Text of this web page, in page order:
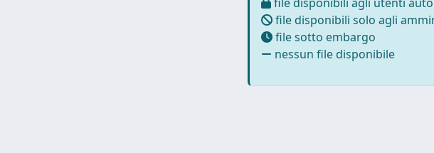
file disponibili solo agli
file sotto embargo
nessun file disponibile